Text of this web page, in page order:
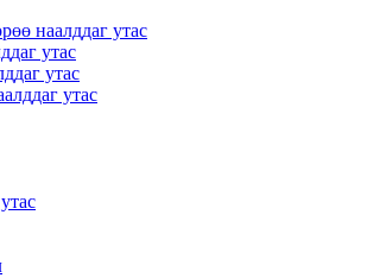
наалддаг утас
утас
утас
утас